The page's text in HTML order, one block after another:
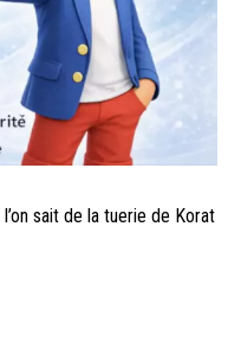
sait de la tuerie de Korat